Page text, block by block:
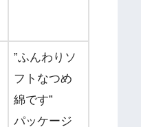
”ふんわりソ
フトなつめ
綿です”
パッケージ